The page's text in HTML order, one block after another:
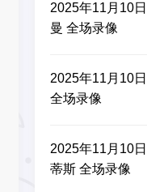
2025年11月10
曼 全场录像
2025年11月10
全场录像
2025年11月10
蒂斯 全场录像